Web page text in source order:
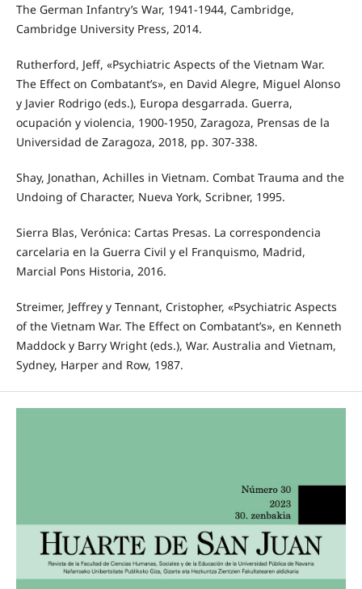
The German Infantry’s War, 1941-1944, Cambridge,
Cambridge University Press, 2014.
Rutherford, Jeff, «Psychiatric Aspects of the Vietnam War.
The Effect on Combatant’s», en David Alegre, Miguel Alonso
y Javier Rodrigo (eds.), Europa desgarrada. Guerra,
ocupación y violencia, 1900-1950, Zaragoza, Prensas de la
Universidad de Zaragoza, 2018, pp. 307-338.
Shay, Jonathan, Achilles in Vietnam. Combat Trauma and the
Undoing of Character, Nueva York, Scribner, 1995.
Sierra Blas, Verónica: Cartas Presas. La correspondencia
carcelaria en la Guerra Civil y el Franquismo, Madrid,
Marcial Pons Historia, 2016.
Streimer, Jeffrey y Tennant, Cristopher, «Psychiatric Aspects
of the Vietnam War. The Effect on Combatant’s», en Kenneth
Maddock y Barry Wright (eds.), War. Australia and Vietnam,
Sydney, Harper and Row, 1987.